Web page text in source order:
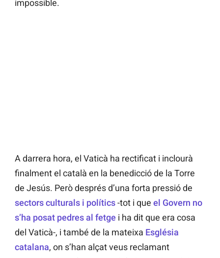
impossible.
A darrera hora, el Vaticà ha rectificat i inclourà
finalment el català en la benedicció de la Torre
de Jesús. Però després d’una forta pressió de
sectors culturals i polítics-tot i que el Govern no
s’ha posat pedres al fetge i ha dit que era cosa
del Vaticà-, i també de la mateixa Església
catalana, on s’han alçat veus reclamant